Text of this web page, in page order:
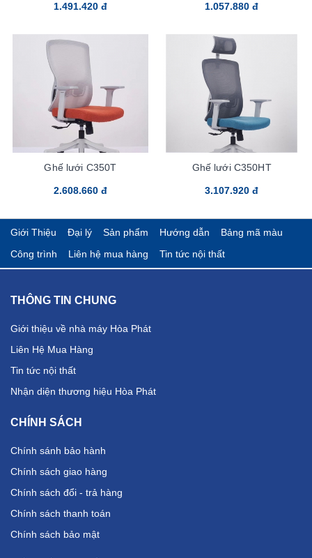
1.491.420 đ 1.057.880 đ
Ghế lưới C350T
2.608.660 đ
Ghế lưới C350HT
3.107.920 đ
Giới Thiệu Đại lý Sản phẩm Hướng dẫn
Bảng mã màu
Công trình
Liên hệ mua hàng Tin tức nội thất
THÔNG TIN CHUNG
Giới thiệu về nhà máy Hòa Phát
Liên Hệ Mua Hàng
Tin tức nội thất
Nhận diện thương hiệu Hòa Phát
CHÍNH SÁCH
Chính sánh bảo hành
Chính sách giao hàng
Chính sách đổi - trả hàng
Chính sách thanh toán
Chính sách bảo mật